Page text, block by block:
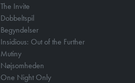
The Invite
Dobbeltspil
Begyndelser
Insidious: Out of the Further
Mutiny
Nøjsomheden
One Night Only